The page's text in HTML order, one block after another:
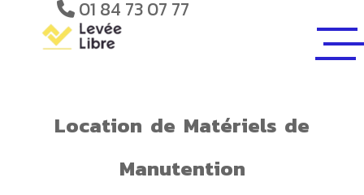
01 84 73 07 77
Location de Matériels de
Manutention